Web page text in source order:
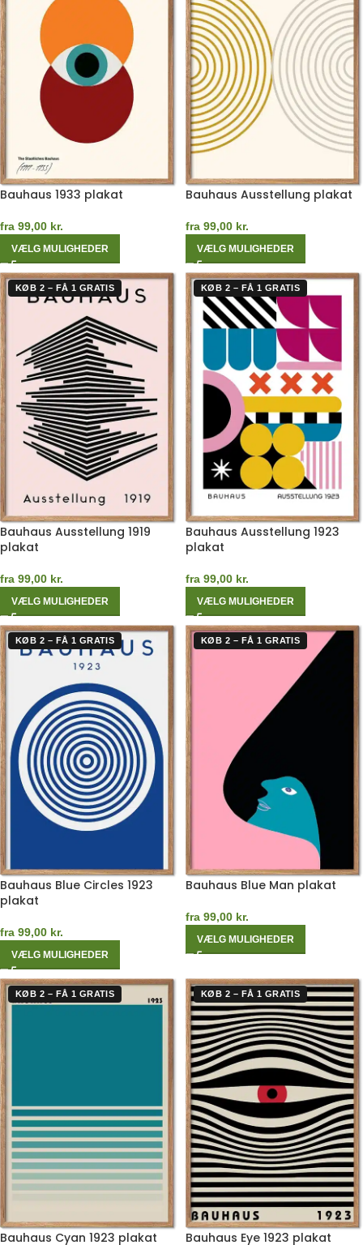
Bauhaus 1933 plakat
fra 99,00 kr.
VÆLG MULIGHEDER
Bauhaus Ausstellung plakat
fra 99,00 kr.
VÆLG MULIGHEDER
KØB 2 – FÅ 1 GRATIS
Bauhaus Ausstellung 1919
plakat
fra 99,00 kr.
VÆLG MULIGHEDER
KØB 2 – FÅ 1 GRATIS
Bauhaus Ausstellung 1923
plakat
fra 99,00 kr.
VÆLG MULIGHEDER
KØB 2 – FÅ 1 GRATIS
Bauhaus Blue Circles 1923
plakat
fra 99,00 kr.
VÆLG MULIGHEDER
KØB 2 – FÅ 1 GRATIS
Bauhaus Blue Man plakat
fra 99,00 kr.
VÆLG MULIGHEDER
KØB 2 – FÅ 1 GRATIS
Bauhaus Cyan 1923 plakat
KØB 2 – FÅ 1 GRATIS
Bauhaus Eye 1923 plakat